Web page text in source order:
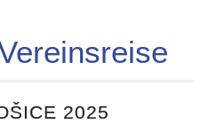
2025